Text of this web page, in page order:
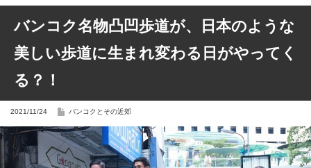
バンコク名物凸凹歩道が、日本のような
美しい歩道に生まれ変わる日がやってく
る？！
2021/11/24 バンコクとその近郊